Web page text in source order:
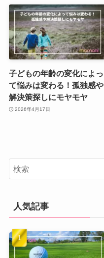
子どもの年齢の変化によっ
て悩みは変わる！孤独感や
解決策探しにモヤモヤ
2026年4月17日
人気記事